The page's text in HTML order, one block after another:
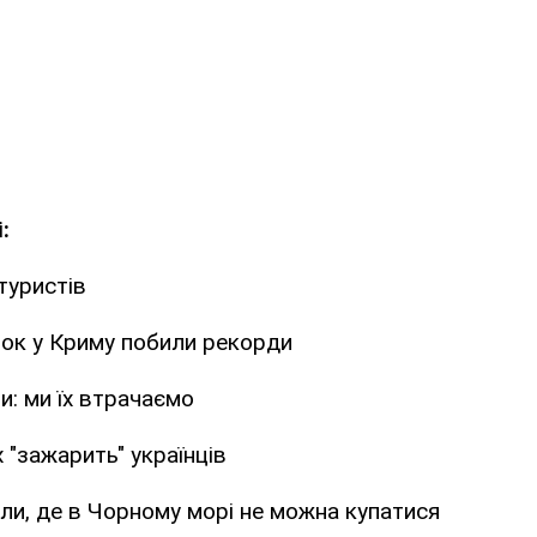
у Криму побили рекорди
ми їх втрачаємо
українців
де в Чорному морі не можна купатися